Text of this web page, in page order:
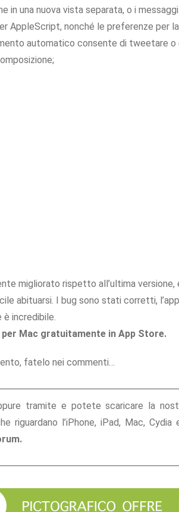
in una nuova vista separata, o i
AppleScript, nonché le preferenze per
automatico consente di tweetare o
migliorato rispetto all’ultima versione,
abituarsi. I bug sono stati corretti,
incredibile.
Mac gratuitamente in App Store.
fatelo nei commenti…
tramite e potete scaricare la
riguardano l’iPhone, iPad, Mac,